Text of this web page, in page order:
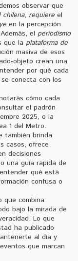
observar que
chilena, requiere el
en la percepción
el periodismo
que la plataforma de
masiva de esos
crean una
por qué cada
conecta con los
cómo cada
el padrón
2025, o la
1 del Metro.
también brinda
casos, ofrece
decisiones
una guía rápida de
qué está
confusa o
que combina
bajo la mirada de
Lo que
ha publicado
al día y
que marcan